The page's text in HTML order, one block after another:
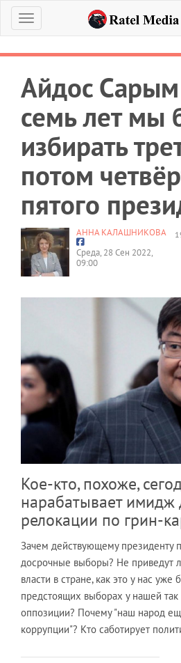
Меню
Айдос
семь лет мы
избирать
потом
пятого
АННА КАЛАШНИКОВА
Среда, 28 Сен 2022,
09:00
Кое-кто, похоже,
нарабатывает
релокации по грин-
Зачем действующему президенту
досрочные выборы? Не приведут
власти в стране, как это у нас
предстоящих выборах у нашей
оппозиции? Почему "наш народ
коррупции"? Кто саботирует